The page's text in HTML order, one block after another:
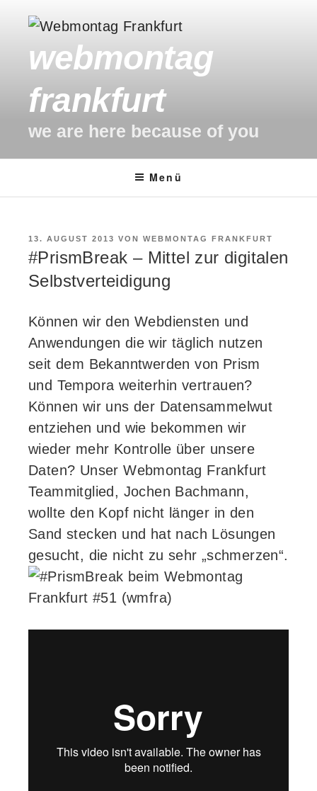
Inhalt
springen
webmontag
frankfurt
we are here because of you
Menü
VERÖFFENTLICHT
AM
13. AUGUST 2013 VON WEBMONTAG FRANKFURT
#PrismBreak – Mittel zur digitalen
Selbstverteidigung
Können wir den Webdiensten und
Anwendungen die wir täglich nutzen
seit dem Bekanntwerden von Prism
und Tempora weiterhin vertrauen?
Können wir uns der Datensammelwut
entziehen und wie bekommen wir
wieder mehr Kontrolle über unsere
Daten? Unser Webmontag Frankfurt
Teammitglied, Jochen Bachmann,
wollte den Kopf nicht länger in den
Sand stecken und hat nach Lösungen
gesucht, die nicht zu sehr „schmerzen“.